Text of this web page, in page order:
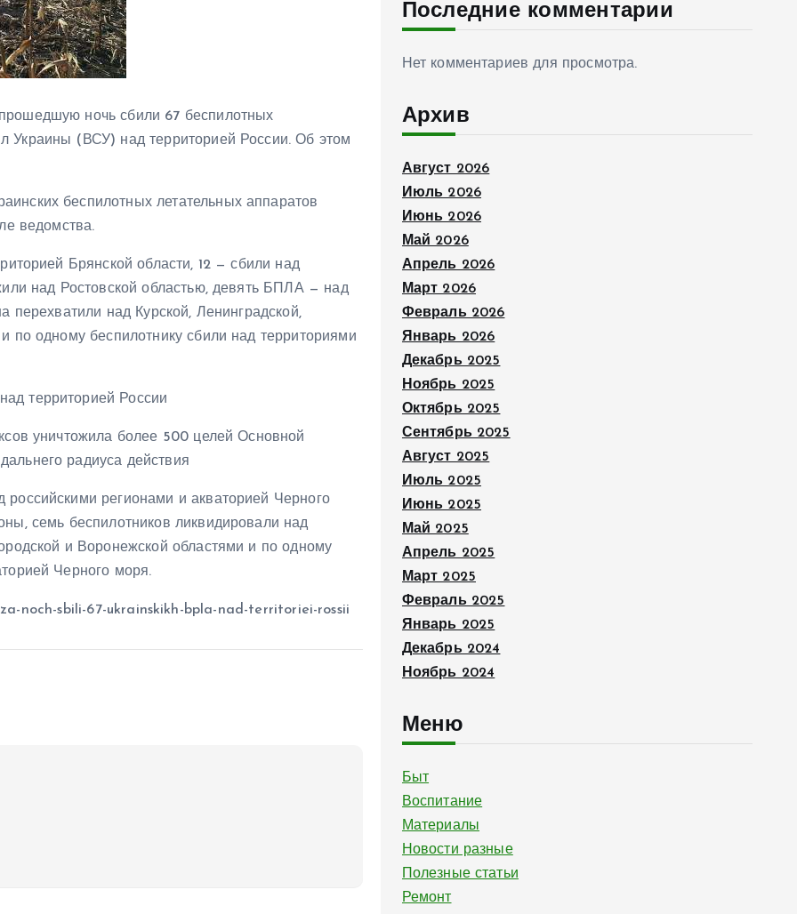
ночь сбили 67 беспилотных
Украины (ВСУ) над территорией России. Об этом
беспилотных летательных аппаратов
ведомства.
Брянской области, 12 — сбили над
над Ростовской областью, девять БПЛА — над
перехватили над Курской, Ленинградской,
по одному беспилотнику сбили над территориями
уничтожила более 500 целей Основной
радиуса действия
регионами и акваторией Черного
семь беспилотников ликвидировали над
и Воронежской областями и по одному
Черного моря.
noch-sbili-67-ukrainskikh-bpla-nad-territoriei-rossii
Последние комментарии
Нет комментариев для просмотра.
Архив
Август 2026
Июль 2026
Июнь 2026
Май 2026
Апрель 2026
Март 2026
Февраль 2026
Январь 2026
Декабрь 2025
Ноябрь 2025
Октябрь 2025
Сентябрь 2025
Август 2025
Июль 2025
Июнь 2025
Май 2025
Апрель 2025
Март 2025
Февраль 2025
Январь 2025
Декабрь 2024
Ноябрь 2024
Меню
Быт
Воспитание
Материалы
Новости разные
Полезные статьи
Ремонт